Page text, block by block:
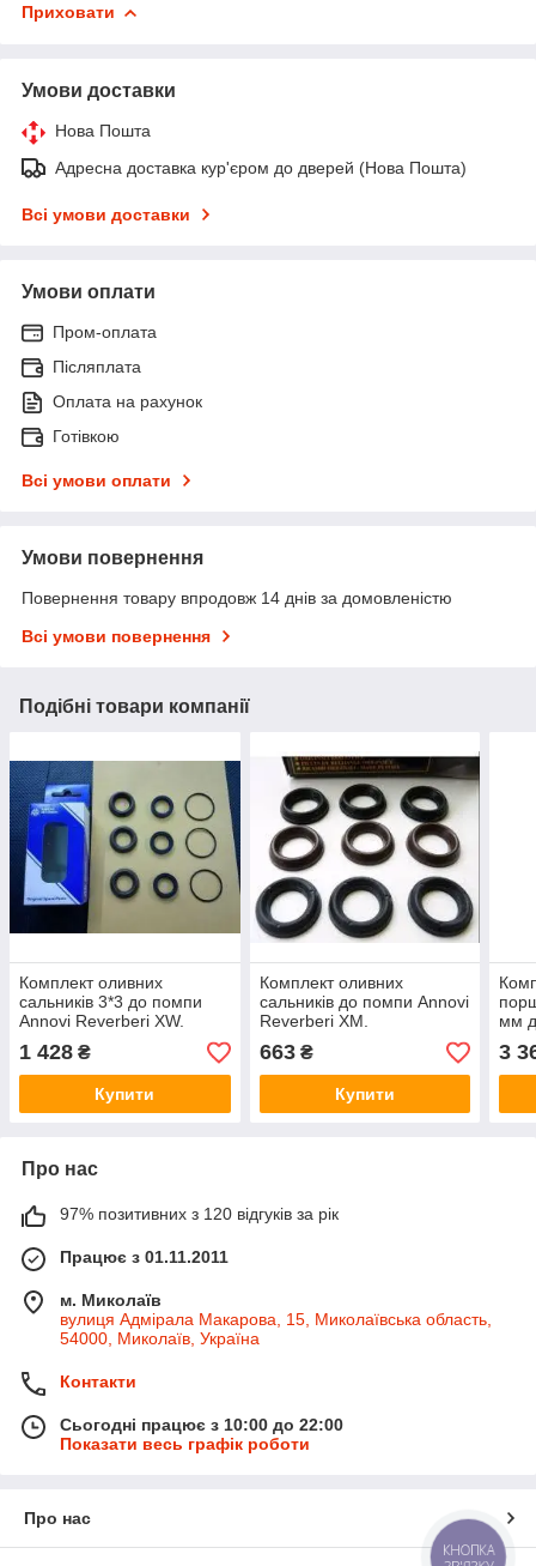
Приховати
Умови доставки
Нова Пошта
Адресна доставка кур'єром до дверей (Нова Пошта)
Всі умови доставки
Умови оплати
Пром-оплата
Післяплата
Оплата на рахунок
Готівкою
Всі умови оплати
Умови повернення
Повернення товару впродовж 14 днів за домовленістю
Всі умови повернення
Подібні товари компанії
Комплект оливних
сальників 3*3 до помпи
Annovi Reverberi XW.
1 428 ₴
Купити
Комплект оливних
сальників до помпи Annovi
Reverberi XM.
663₴
Купити
мм
3
Про нас
97% позитивних з 120 відгуків за рік
Працює з 01.11.2011
м. Миколаїв
вулиця Адмірала Макарова, 15, Миколаївська область,
54000, Миколаїв, Україна
Контакти
Сьогодні працює з 10:00 до 22:00
Показати весь графік роботи
Про нас
КНОПКА